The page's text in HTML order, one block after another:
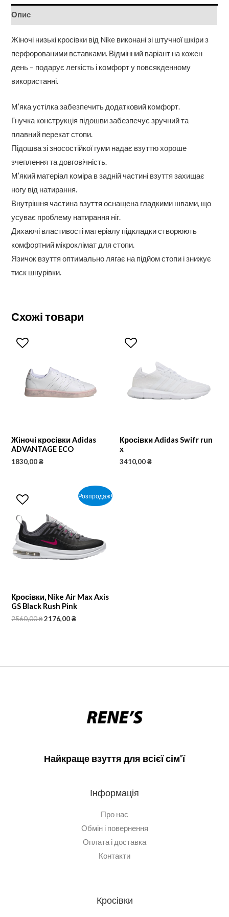
Опис
Жіночі низькі кросівки від Nike виконані зі штучної шкіри з
перфорованими вставками. Відмінний варіант на кожен
день – подарує легкість і комфорт у повсякденному
використанні.
М’яка устілка забезпечить додатковий комфорт.
Гнучка конструкція підошви забезпечує зручний та
плавний перекат стопи.
Підошва зі зносостійкої гуми надає взуттю хороше
зчеплення та довговічність.
М’який матеріал коміра в задній частині взуття захищає
ногу від натирання.
Внутрішня частина взуття оснащена гладкими швами, що
усуває проблему натирання ніг.
Дихаючі властивості матеріалу підкладки створюють
комфортний мікроклімат для стопи.
Язичок взуття оптимально лягає на підйом стопи і знижує
тиск шнурівки.
Схожі товари
Жіночі кросівки Adidas
ADVANTAGE ECO
1830,00₴
Кросівки Adidas Swifr run
x
3410,00₴
Розпродаж!
Кросівки, Nike Air Max Axis
GS Black Rush Pink
2560,00₴2176,00₴
Найкраще взуття для всієї сім'ї
Інформація
Про нас
Обмін і повернення
Оплата і доставка
Контакти
Кросівки